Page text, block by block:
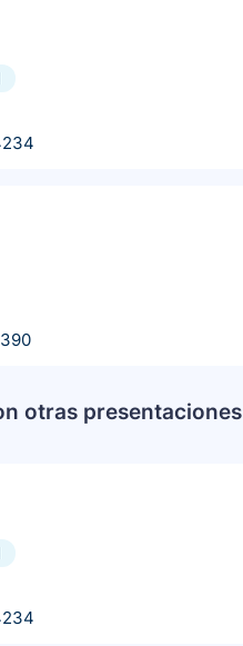
otras presentaciones